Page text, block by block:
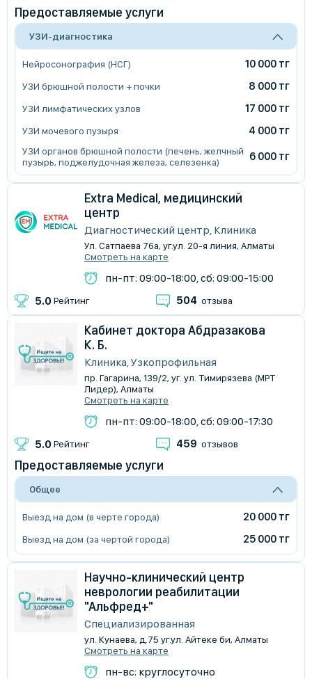
Предоставляемые услуги
УЗИ-диагностика
Нейросонография (НСГ) 10 000 тг
УЗИ брюшной полости + почки 8 000 тг
УЗИ лимфатических узлов 17 000 тг
УЗИ мочевого пузыря 4 000 тг
УЗИ органов брюшной полости (печень, желчный
пузырь, поджелудочная железа, селезенка)
6 000 тг
Extra Medical, медицинский
центр
Диагностический центр, Клиника
Ул. Сатпаева 76а, уг.ул. 20-я линия, Алматы
Смотреть на карте
пн-пт: 09:00-18:00, сб: 09:00-15:00
5.0 Рейтинг 504 отзыва
Кабинет доктора Абдразакова
К. Б.
Клиника, Узкопрофильная
пр. Гагарина, 139/2, уг. ул. Тимирязева (МРТ
Лидер), Алматы
Смотреть на карте
пн-пт: 09:00-18:00, сб: 09:00-17:30
5.0 Рейтинг 459 отзывов
Предоставляемые услуги
Общее
Выезд на дом (в черте города) 20 000 тг
Выезд на дом (за чертой города) 25 000 тг
Научно-клинический центр
неврологии реабилитации
"Альфред+"
Специализированная
ул. Кунаева, д.75 уг.ул. Айтеке би, Алматы
Смотреть на карте
пн-вс: круглосуточно